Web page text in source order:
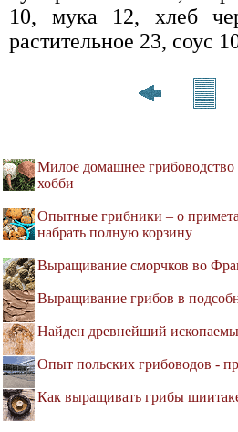
10, мука 12, хлеб
растительное 23, соус
Милое домашнее
хобби
Опытные грибники – о
набрать полную корзину
Выращивание сморчков во
Выращивание грибов в
Найден древнейший
Опыт польских грибоводов -
Как выращивать грибы